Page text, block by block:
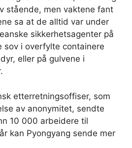
stående, men vaktene fant
sa at de alltid var under
sikkerhetsagenter på
sov i overfylte containere
eller på gulvene i
etterretningsoffiser, som
av anonymitet, sendte
10 000 arbeidere til
kan Pyongyang sende mer